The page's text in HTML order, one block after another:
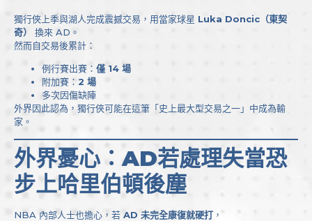
獨行俠上季與湖人完成震撼交易，用當家球星 Luka Doncic（東契
奇）
換來 AD。
然而自交易後累計：
例行賽出賽： 僅 14 場
附加賽： 2 場
多次因傷缺陣
外界因此認為，獨行俠可能在這筆「史上最大型交易之一」中成為輸
家。
外界憂心：AD若處理失當恐
步上哈里伯頓後塵
NBA 內部人士也擔心，若 AD 未完全康復就硬打 ，